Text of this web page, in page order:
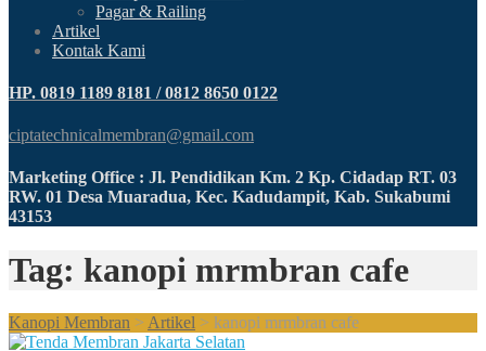
Pagar & Railing
Artikel
Kontak Kami
HP. 0819 1189 8181 / 0812 8650 0122
ciptatechnicalmembran@gmail.com
Marketing Office : Jl. Pendidikan Km. 2 Kp. Cidadap RT. 03
RW. 01 Desa Muaradua, Kec. Kadudampit, Kab. Sukabumi
43153
Tag: kanopi mrmbran cafe
Kanopi Membran > Artikel > kanopi mrmbran cafe